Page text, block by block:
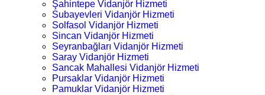
Şahintepe Vidanjör Hizmeti
Subayevleri Vidanjör Hizmeti
Solfasol Vidanjör Hizmeti
Sincan Vidanjör Hizmeti
Seyranbağları Vidanjör Hizmeti
Saray Vidanjör Hizmeti
Sancak Mahallesi Vidanjör Hizmeti
Pursaklar Vidanjör Hizmeti
Pamuklar Vidanjör Hizmeti